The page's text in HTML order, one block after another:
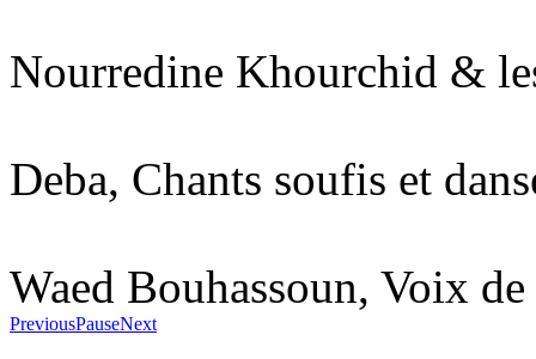
Nourredine Khourchid &
Deba, Chants soufis et
Waed Bouhassoun, Voix
PreviousPauseNext